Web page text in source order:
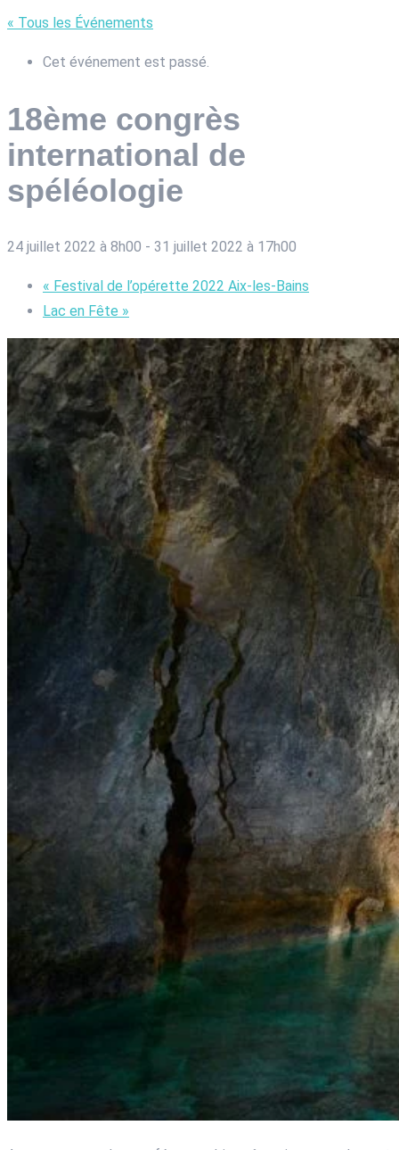
« Tous les Événements
Cet événement est passé.
18ème congrès
international de
spéléologie
24 juillet 2022 à 8h00 - 31 juillet 2022 à 17h00
« Festival de l’opérette 2022 Aix-les-Bains
Lac en Fête »